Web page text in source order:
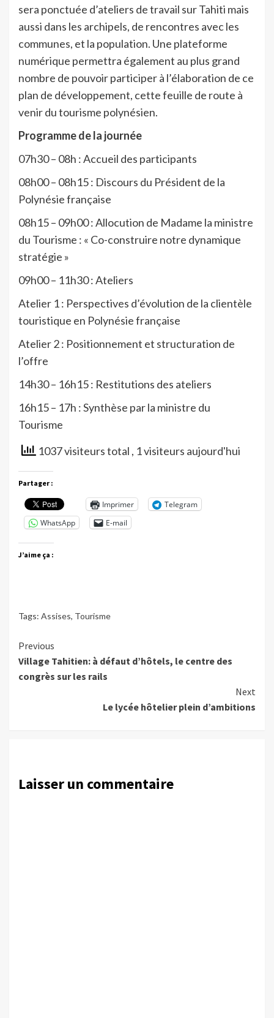
sera ponctuée d’ateliers de travail sur Tahiti mais
aussi dans les archipels, de rencontres avec les
communes, et la population. Une plateforme
numérique permettra également au plus grand
nombre de pouvoir participer à l’élaboration de ce
plan de développement, cette feuille de route à
venir du tourisme polynésien.
Programme de la journée
07h30 – 08h : Accueil des participants
08h00 – 08h15 : Discours du Président de la
Polynésie française
08h15 – 09h00 : Allocution de Madame la ministre
du Tourisme : « Co-construire notre dynamique
stratégie »
09h00 – 11h30 : Ateliers
Atelier 1 : Perspectives d’évolution de la clientèle
touristique en Polynésie française
Atelier 2 : Positionnement et structuration de
l’offre
14h30 – 16h15 : Restitutions des ateliers
16h15 – 17h : Synthèse par la ministre du
Tourisme
1037 visiteurs total , 1 visiteurs aujourd'hui
Partager :
Imprimer
Telegram
WhatsApp
E-mail
J’aime ça :
Tags: Assises, Tourisme
Continue
Reading
Previous
Village Tahitien: à défaut d’hôtels, le centre des
congrès sur les rails
Next
Le lycée hôtelier plein d’ambitions
Laisser un commentaire